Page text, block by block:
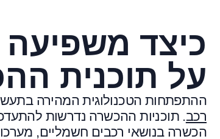
כיצד
על תוכנית
ההתפתחות הטכנולוגית המהירה
רכב. תוכניות ההכשרה נדרשות
הכשרה בנושאי רכבים חשמליים,